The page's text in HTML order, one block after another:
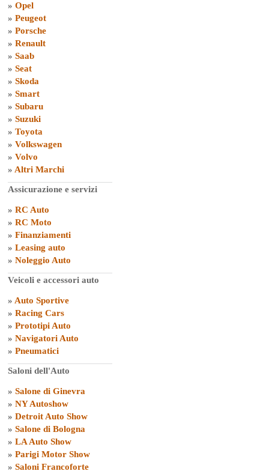
» Opel
» Peugeot
» Porsche
» Renault
» Saab
» Seat
» Skoda
» Smart
» Subaru
» Suzuki
» Toyota
» Volkswagen
» Volvo
» Altri Marchi
Assicurazione e servizi
» RC Auto
» RC Moto
» Finanziamenti
» Leasing auto
» Noleggio Auto
Veicoli e accessori auto
» Auto Sportive
» Racing Cars
» Prototipi Auto
» Navigatori Auto
» Pneumatici
Saloni dell'Auto
» Salone di Ginevra
» NY Autoshow
» Detroit Auto Show
» Salone di Bologna
» LA Auto Show
» Parigi Motor Show
» Saloni Francoforte